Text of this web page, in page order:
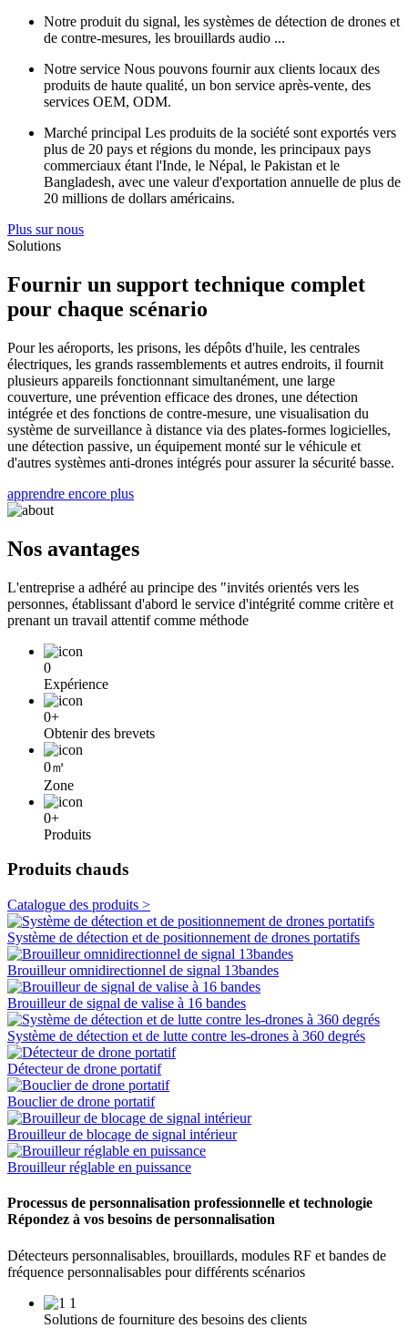
Notre produit du signal, les systèmes de détection de drones et
de contre-mesures, les brouillards audio ...
Notre service Nous pouvons fournir aux clients locaux des
produits de haute qualité, un bon service après-vente, des
services OEM, ODM.
Marché principal Les produits de la société sont exportés vers
plus de 20 pays et régions du monde, les principaux pays
commerciaux étant l'Inde, le Népal, le Pakistan et le
Bangladesh, avec une valeur d'exportation annuelle de plus de
20 millions de dollars américains.
Plus sur nous
Solutions
Fournir un support technique complet
pour chaque scénario
Pour les aéroports, les prisons, les dépôts d'huile, les centrales
électriques, les grands rassemblements et autres endroits, il fournit
plusieurs appareils fonctionnant simultanément, une large
couverture, une prévention efficace des drones, une détection
intégrée et des fonctions de contre-mesure, une visualisation du
système de surveillance à distance via des plates-formes logicielles,
une détection passive, un équipement monté sur le véhicule et
d'autres systèmes anti-drones intégrés pour assurer la sécurité basse.
apprendre encore plus
Nos avantages
L'entreprise a adhéré au principe des "invités orientés vers les
personnes, établissant d'abord le service d'intégrité comme critère et
prenant un travail attentif comme méthode
0
Expérience
0+
Obtenir des brevets
0㎡
Zone
0+
Produits
Produits chauds
Catalogue des produits >
Système de détection et de positionnement de drones portatifs
Brouilleur omnidirectionnel de signal 13bandes
Brouilleur de signal de valise à 16 bandes
Système de détection et de lutte contre les-drones à 360 degrés
Détecteur de drone portatif
Bouclier de drone portatif
Brouilleur de blocage de signal intérieur
Brouilleur réglable en puissance
Processus de personnalisation professionnelle et technologie
Répondez à vos besoins de personnalisation
Détecteurs personnalisables, brouillards, modules RF et bandes de
fréquence personnalisables pour différents scénarios
Solutions de fourniture des besoins des clients